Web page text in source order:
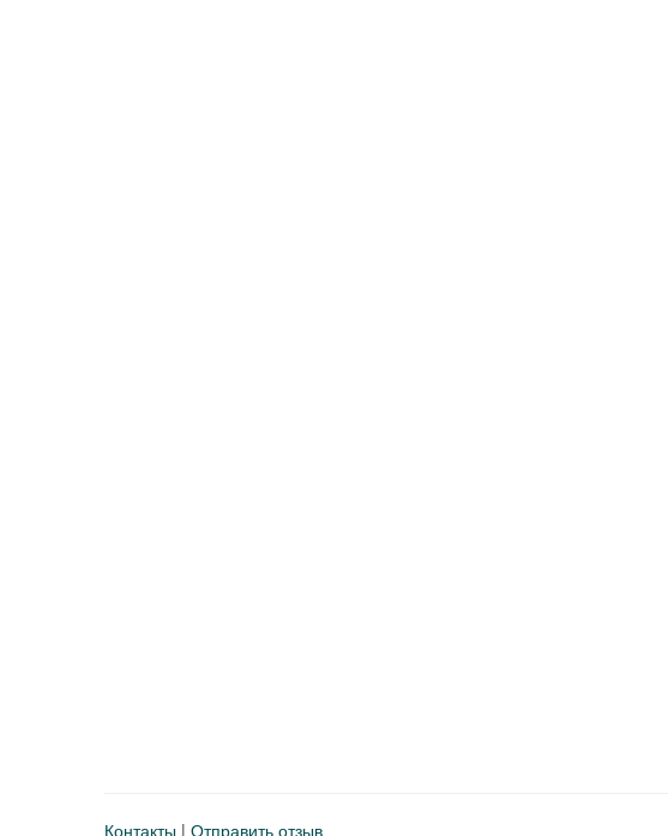
Контакты | Отправить отзыв